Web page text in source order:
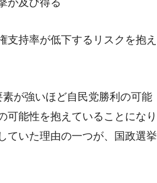
が及び得る
支持率が低下するリスクを抱え
が強いほど自民党勝利の可能
可能性を抱えていることになり
ていた理由の一つが、国政選挙